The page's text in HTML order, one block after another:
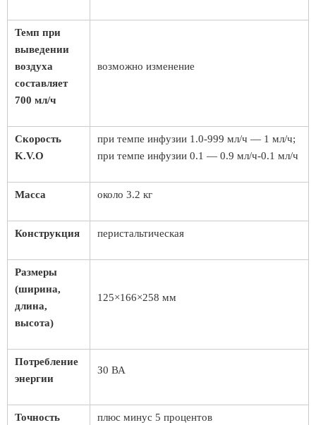
Темп при
выведении
воздуха
составляет
700 мл/ч
возможно изменение
Скорость
K.V.O
при темпе инфузии 1.0-999 мл/ч — 1 мл/ч;
при темпе инфузии 0.1 — 0.9 мл/ч-0.1 мл/ч
Масса около 3.2 кг
Конструкция перистальтическая
Размеры
(ширина,
длина,
высота)
125×166×258 мм
Потребление
энергии
З0 ВА
Точность плюс минус 5 процентов